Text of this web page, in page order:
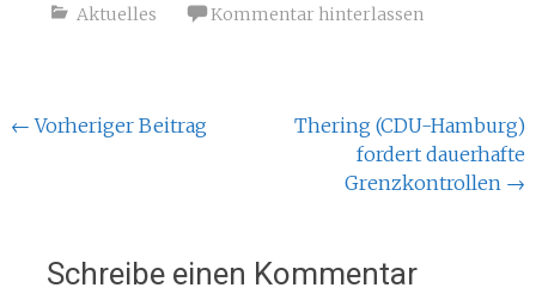
Aktuelles Kommentar hinterlassen
Beitragsnavigation
← Vorheriger Beitrag
Thering (CDU-Hamburg)
fordert dauerhafte
Grenzkontrollen →
Schreibe einen Kommentar